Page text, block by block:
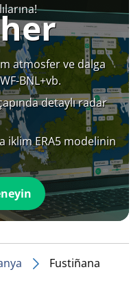
atmosfer ve dalga
BNL+vb.
detaylı radar
iklim ERA5 modelinin
Fustiñana